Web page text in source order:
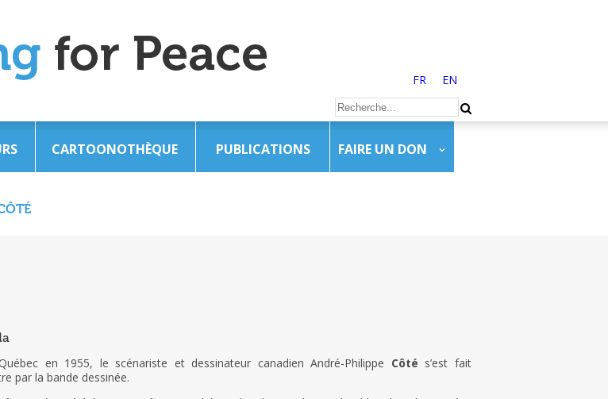
FR EN
CARTOONOTHÈQUE PUBLICATIONS FAIRE UN DON
en 1955, le scénariste et dessinateur canadien André-Philippe Côté s’est fait
par la bande dessinée.